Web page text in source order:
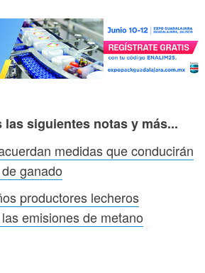
siguientes notas y más...
medidas que conducirán
ganado
productores lecheros
emisiones de metano